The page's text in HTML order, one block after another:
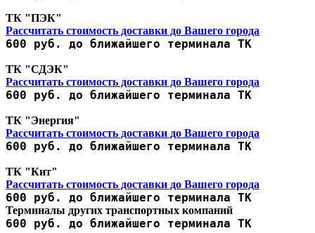
ТК "ПЭК"
Рассчитать стоимость доставки до Вашего города
600 руб. до ближайшего терминала ТК
ТК "СДЭК"
Рассчитать стоимость доставки до Вашего города
600 руб. до ближайшего терминала ТК
ТК "Энергия"
Рассчитать стоимость доставки до Вашего города
600 руб. до ближайшего терминала ТК
ТК "Кит"
Рассчитать стоимость доставки до Вашего города
600 руб. до ближайшего терминала ТК
Терминалы других транспортных компаний
600 руб. до ближайшего терминала ТК